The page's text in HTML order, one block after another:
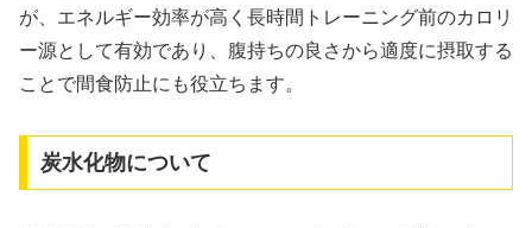
が、エネルギー効率が高く長時間トレーニング前のカロリ
ー源として有効であり、腹持ちの良さから適度に摂取する
ことで間食防止にも役立ちます。
炭水化物について